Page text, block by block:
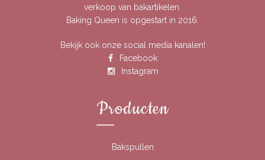
verkoop van bakartikelen.
Baking Queen is opgestart in 2016.
Bekijk ook onze social media kanalen!
Facebook
Instagram
Producten
Bakspullen